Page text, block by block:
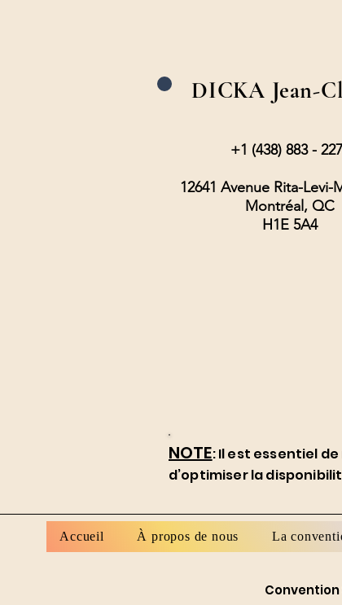
DICKA Jean-
+1 (438) 883 -
12641 Avenue Rita-Levi-
Montréal, QC
H1E 5A4
NOTE: Il est essentiel
d’optimiser la
Accueil À propos de nous La
Convention